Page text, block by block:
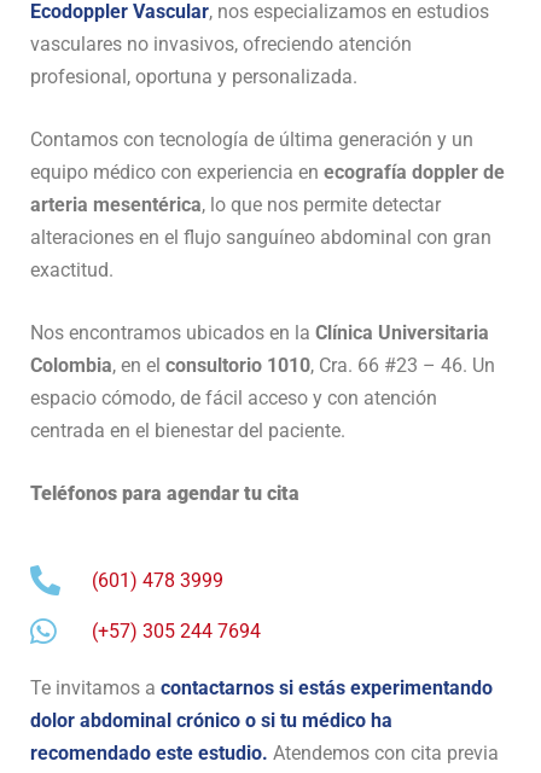
Ecodoppler Vascular, nos especializamos en estudios
vasculares no invasivos, ofreciendo atención
profesional, oportuna y personalizada.
Contamos con tecnología de última generación y un
equipo médico con experiencia en ecografía doppler de
arteria mesentérica, lo que nos permite detectar
alteraciones en el flujo sanguíneo abdominal con gran
exactitud.
Nos encontramos ubicados en la Clínica Universitaria
Colombia, en el consultorio 1010, Cra. 66 #23 – 46. Un
espacio cómodo, de fácil acceso y con atención
centrada en el bienestar del paciente.
Teléfonos para agendar tu cita
(601) 478 3999
(+57) 305 244 7694
Te invitamos a contactarnos si estás experimentando
dolor abdominal crónico o si tu médico ha
recomendado este estudio. Atendemos con cita previa